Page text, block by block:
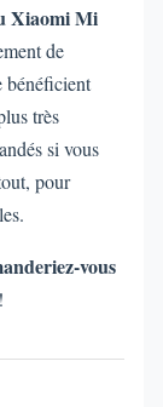
Xiaomi Mi
de
bénéficient
très
si vous
pour
vous